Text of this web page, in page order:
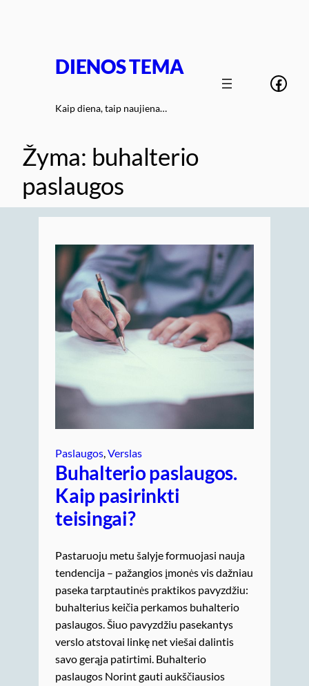
DIENOS TEMA
Kaip diena, taip naujiena…
Žyma: buhalterio
paslaugos
Paslaugos, Verslas
Buhalterio paslaugos.
Kaip pasirinkti
teisingai?
Pastaruoju metu šalyje formuojasi nauja
tendencija – pažangios įmonės vis dažniau
paseka tarptautinės praktikos pavyzdžiu:
buhalterius keičia perkamos buhalterio
paslaugos. Šiuo pavyzdžiu pasekantys
verslo atstovai linkę net viešai dalintis
savo gerąja patirtimi. Buhalterio
paslaugos Norint gauti aukščiausios